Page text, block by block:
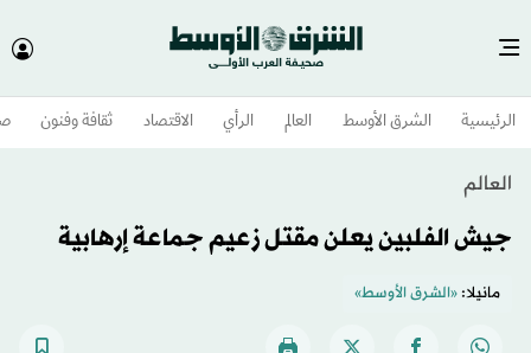
الرئيسية الشرق الأوسط​ العالم الرأي الاقتصاد ثقافة وفنون
العالم
جيش الفلبين يعلن مقتل زعيم جماعة إرهابية
مانيلا:«الشرق الأوسط»